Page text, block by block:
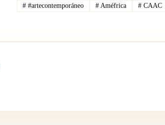
# #artecontemporáneo # Améfrica #CAAC